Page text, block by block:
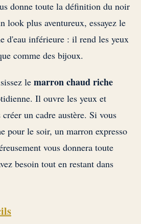
donne toute la définition du noir
look plus aventureux, essayez le
d'eau inférieure : il rend les yeux
comme des bijoux.
le marron chaud riche
Il ouvre les yeux et
un cadre austère. Si vous
pour le soir, un marron expresso
vous donnera toute
besoin tout en restant dans